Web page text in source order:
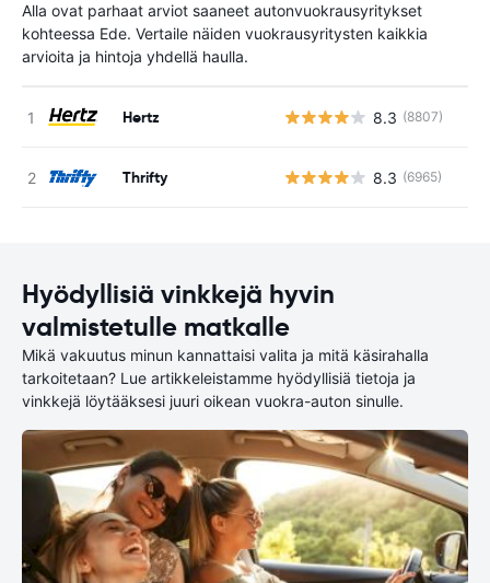
Alla ovat parhaat arviot saaneet autonvuokrausyritykset
kohteessa Ede. Vertaile näiden vuokrausyritysten kaikkia
arvioita ja hintoja yhdellä haulla.
Hertz 8.3 (8807)
Thrifty 8.3 (6965)
Hyödyllisiä vinkkejä hyvin
valmistetulle matkalle
Mikä vakuutus minun kannattaisi valita ja mitä käsirahalla
tarkoitetaan? Lue artikkeleistamme hyödyllisiä tietoja ja
vinkkejä löytääksesi juuri oikean vuokra-auton sinulle.